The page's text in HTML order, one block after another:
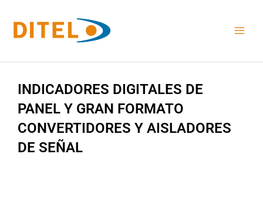
contenido
INDICADORES DIGITALES DE
PANEL Y GRAN FORMATO
CONVERTIDORES Y AISLADORES
DE SEÑAL